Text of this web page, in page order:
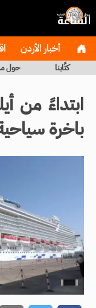
أخبار الأردن
كتَّابنا حول
باخرة